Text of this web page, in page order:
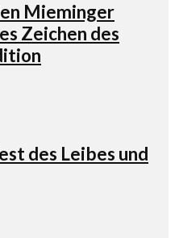
Mieminger
Zeichen des
des Leibes und